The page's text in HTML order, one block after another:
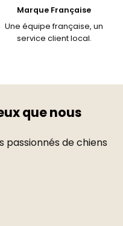
Marque Française
Une équipe française, un
service client local.
que nous
passionnés de chiens